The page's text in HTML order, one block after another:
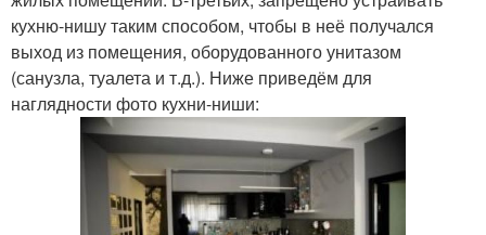
кухню-нишу таким способом, чтобы в неё получался
выход из помещения, оборудованного унитазом
(санузла, туалета и т.д.). Ниже приведём для
наглядности фото кухни-ниши: